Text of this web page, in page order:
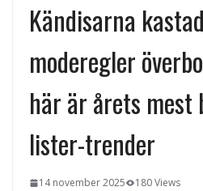
Kändisarna
moderegler
här är årets mest
lister-trender
14 november 2025 180 Views